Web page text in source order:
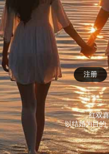
注册
红双
以结婚为目的